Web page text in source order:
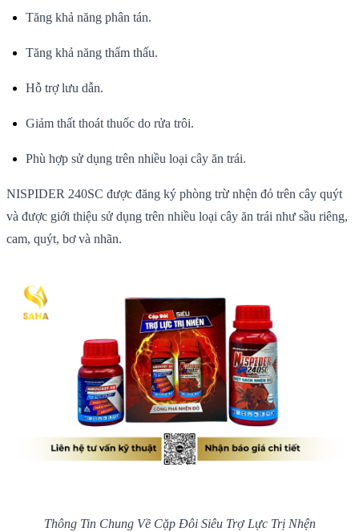
Tăng khả năng phân tán.
Tăng khả năng thẩm thấu.
Hỗ trợ lưu dẫn.
Giảm thất thoát thuốc do rửa trôi.
Phù hợp sử dụng trên nhiều loại cây ăn trái.
NISPIDER 240SC được đăng ký phòng trừ nhện đỏ trên cây quýt
và được giới thiệu sử dụng trên nhiều loại cây ăn trái như sầu riêng,
cam, quýt, bơ và nhãn.
Thông Tin Chung Về Cặp Đôi Siêu Trợ Lực Trị Nhện